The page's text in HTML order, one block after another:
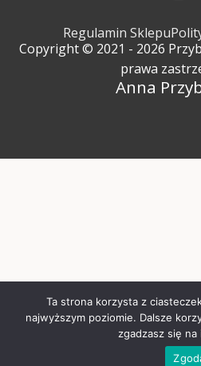
Regulamin Sklepu
Copyright © 2021 - 2026
prawa
Anna
Ta strona korzysta z
najwyższym poziomie. Dalsze
zgadzasz się na